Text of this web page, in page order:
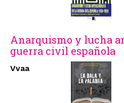
Anarquismo y lucha
guerra civil española
Vvaa